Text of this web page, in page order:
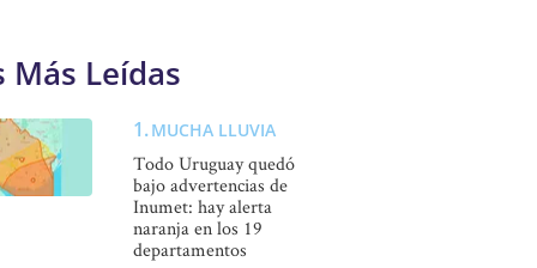
Más Leídas
MUCHA LLUVIA
Todo Uruguay quedó
bajo advertencias de
Inumet: hay alerta
naranja en los 19
departamentos